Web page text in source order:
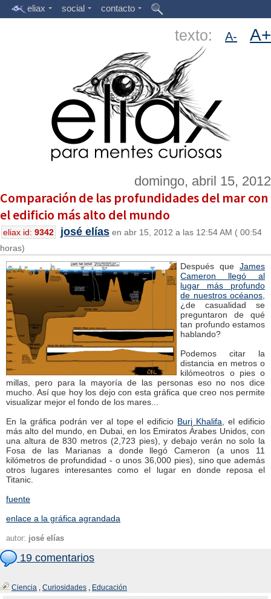
eliax social contacto
texto: A- A+
domingo, abril 15, 2012
Comparación de las profundidades del mar con
el edificio más alto del mundo
eliax id: 9342 josé elías en abr 15, 2012 a las 12:54 AM ( 00:54
horas)
Después que James
Cameron llegó al
lugar más profundo
de nuestros océanos
¿de casualidad se
preguntaron de qué
tan profundo estamos
hablando?
Podemos citar la
distancia en metros o
kilómeotros o pies o
millas, pero para la mayoría de las personas eso no nos dice
mucho. Así que hoy los dejo con esta gráfica que creo nos permite
visualizar mejor el fondo de los mares...
En la gráfica podrán ver al tope el edificio Burj Khalifa , el edificio
más alto del mundo, en Dubai, en los Emiratos Árabes Unidos, con
una altura de 830 metros (2,723 pies), y debajo verán no solo la
Fosa de las Marianas a donde llegó Cameron (a unos 11
kilómetros de profundidad - o unos 36,000 pies), sino que además
otros lugares interesantes como el lugar en donde reposa el
Titanic.
fuente
enlace a la gráfica agrandada
autor: josé elías
19 comentarios
Ciencia , Curiosidades , Educación